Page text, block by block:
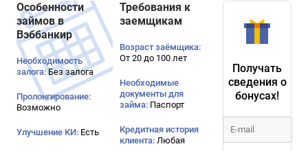
Особенности
займов в
Вэббанкир
Необходимость
залога:Без залога
Пролонгирование:
Возможно
Улучшение КИ: Есть
Требования к
заемщикам
Возраст заёмщика:
От 20 до 100 лет
Необходимые
документы для
займа: Паспорт
Кредитная история
клиента: Любая
Получать
сведения о
бонусах!